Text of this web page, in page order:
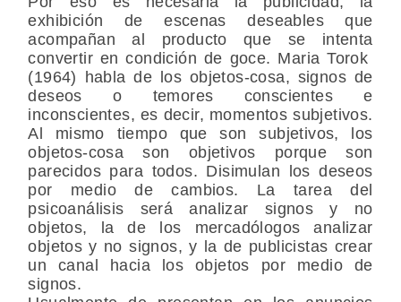
exhibición de escenas deseables que
acompañan al producto que se intenta
convertir en condición de goce. Maria Torok
(1964) habla de los objetos-cosa, signos de
deseos o temores conscientes e
inconscientes, es decir, momentos subjetivos.
Al mismo tiempo que son subjetivos, los
objetos-cosa son objetivos porque son
parecidos para todos. Disimulan los deseos
por medio de cambios. La tarea del
psicoanálisis será analizar signos y no
objetos, la de los mercadólogos analizar
objetos y no signos, y la de publicistas crear
un canal hacia los objetos por medio de
signos.